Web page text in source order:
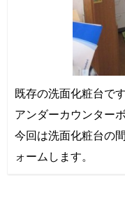
既存の洗面化粧台です
アンダーカウンター
今回は洗面化粧台の
ォームします。